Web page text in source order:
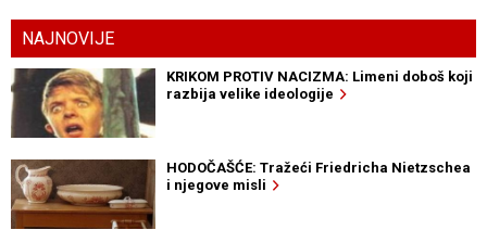
NAJNOVIJE
KRIKOM PROTIV NACIZMA: Limeni doboš koji
razbija velike ideologije
HODOČAŠĆE: Tražeći Friedricha Nietzschea
i njegove misli